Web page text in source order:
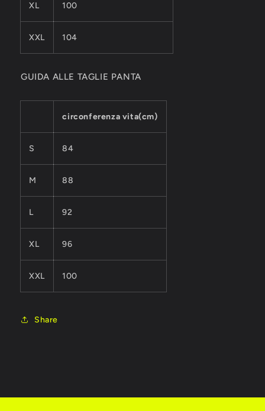
XL 100
XXL 104
GUIDA ALLE TAGLIE PANTA
circonferenza vita(cm)
S 84
M 88
L 92
XL 96
XXL 100
Share